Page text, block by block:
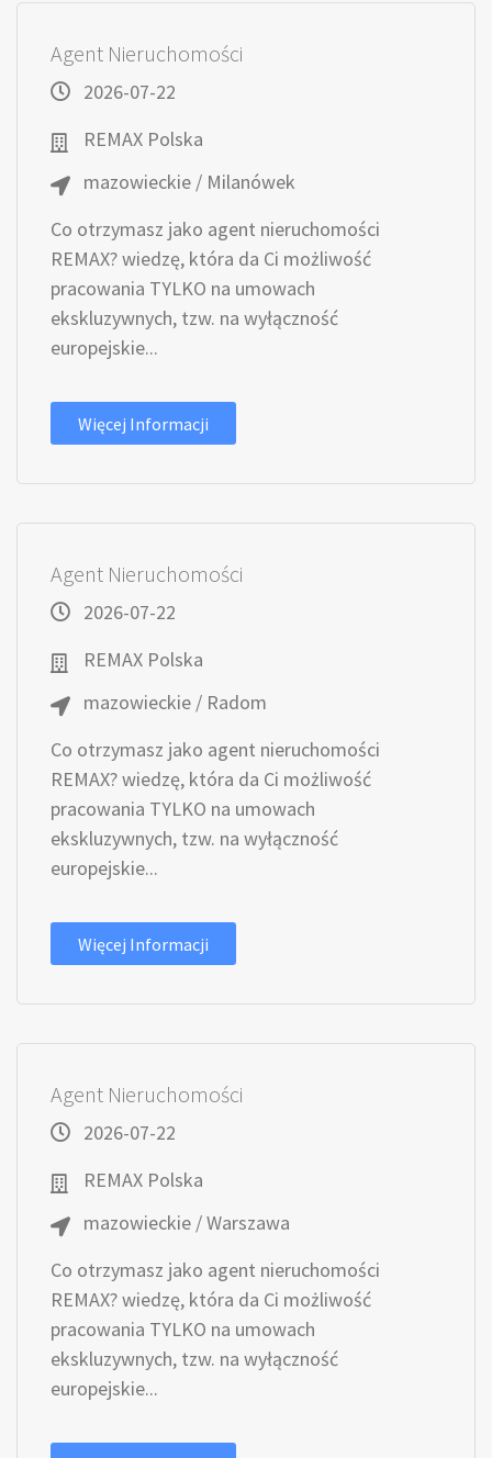
Agent Nieruchomości
2026-07-22
REMAX Polska
mazowieckie / Milanówek
Co otrzymasz jako agent nieruchomości
REMAX? wiedzę, która da Ci możliwość
pracowania TYLKO na umowach
ekskluzywnych, tzw. na wyłączność
europejskie...
Więcej Informacji
Agent Nieruchomości
2026-07-22
REMAX Polska
mazowieckie / Radom
Co otrzymasz jako agent nieruchomości
REMAX? wiedzę, która da Ci możliwość
pracowania TYLKO na umowach
ekskluzywnych, tzw. na wyłączność
europejskie...
Więcej Informacji
Agent Nieruchomości
2026-07-22
REMAX Polska
mazowieckie / Warszawa
Co otrzymasz jako agent nieruchomości
REMAX? wiedzę, która da Ci możliwość
pracowania TYLKO na umowach
ekskluzywnych, tzw. na wyłączność
europejskie...